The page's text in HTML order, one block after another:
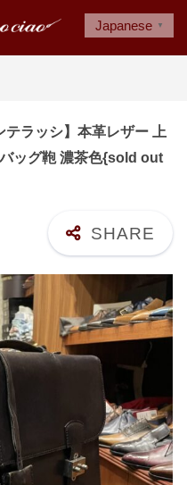
テラッシ】本革レザー 上
ッグ鞄 濃茶色{sold out
Japanese ▼